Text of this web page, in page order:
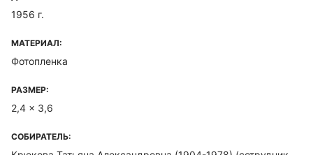
1956 г.
МАТЕРИАЛ:
Фотопленка
РАЗМЕР:
2,4 x 3,6
СОБИРАТЕЛЬ: